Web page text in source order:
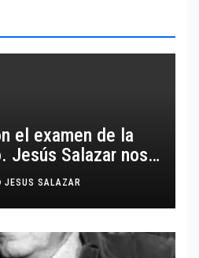
el examen de la
Jesús Salazar nos
certero y al
este tema.
JESUS SALAZAR